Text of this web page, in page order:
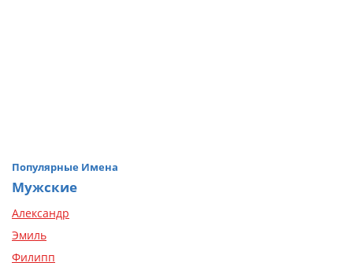
Популярные Имена
Мужские
Александр
Эмиль
Филипп